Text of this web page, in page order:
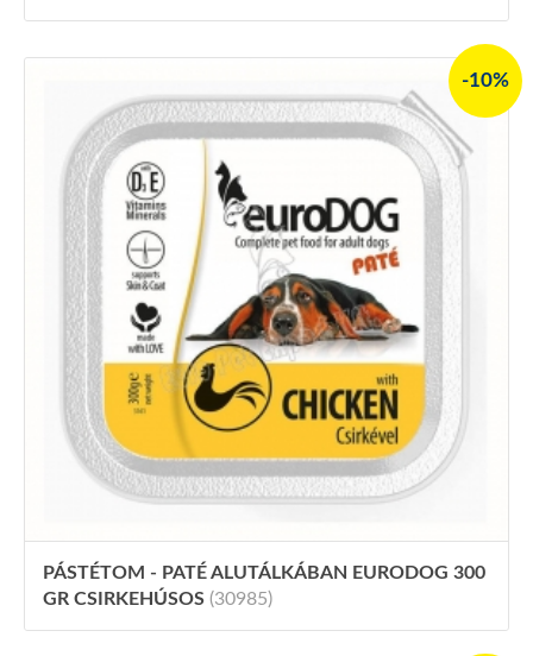
-10%
PÁSTÉTOM - PATÉ ALUTÁLKÁBAN EURODOG 300
GR CSIRKEHÚSOS (30985)